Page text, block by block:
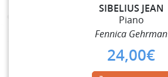
SIBELIUS JEAN
Piano
Fennica Gehrman
24,00€